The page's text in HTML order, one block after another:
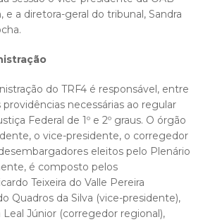
e a diretora-geral do tribunal, Sandra
do TRF4 é responsável, entre
necessárias ao regular
Federal de 1º e 2º graus. O órgão
o vice-presidente, o corregedor
eleitos pelo Plenário
é composto pelos
Teixeira do Valle Pereira
Quadros da Silva (vice-presidente),
Leal Júnior (corregedor regional),